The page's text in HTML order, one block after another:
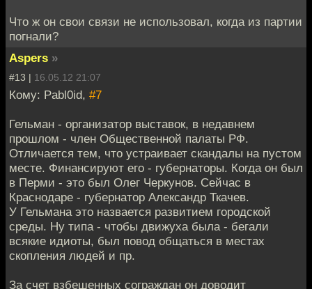
Что ж он свои связи не использовал, когда из партии
погнали?
Aspers »
#13 | 16.05.12 21:07
Кому: Pabl0id, #7
Гельман - организатор выставок, в недавнем
прошлом - член Общественной палаты РФ.
Отличается тем, что устраивает скандалы на пустом
месте. Финансируют его - губернаторы. Когда он был
в Перми - это был Олег Черкунов. Сейчас в
Краснодаре - губернатор Александр Ткачев.
У Гельмана это назвается развитием городской
среды. Ну типа - чтобы движуха была - бегали
всякие идиоты, был повод общаться в местах
скопления людей и пр.
За счет взбешенных сограждан он доводит